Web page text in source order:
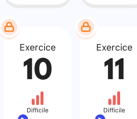
Exercice
10
Difficile
Exercice
11
Difficile